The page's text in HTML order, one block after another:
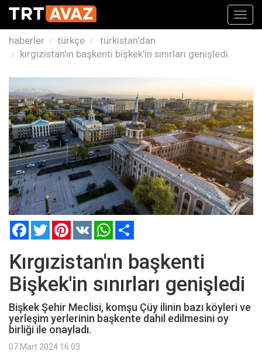
haberler türkçe
türkistan'dan
kırgızistan'ın başkenti bişkek'in sınırları genişledi
FacebookTwitterPinterest
VK WhatsApp
Kırgızistan'ın başkenti
Bişkek'in sınırları genişledi
Bişkek Şehir Meclisi, komşu Çüy ilinin bazı köyleri ve
yerleşim yerlerinin başkente dahil edilmesini oy
birliği ile onayladı.
07 Mart 2024 16:03